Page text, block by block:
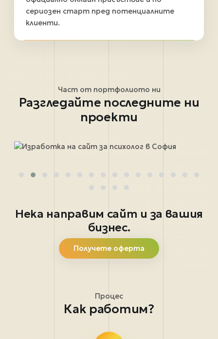
сериозен старт пред потенциалните
клиенти.
Част от портфолиото ни
Разгледайте последните ни
проекти
Нека направим сайт и за вашия
бизнес.
Получете оферта
Процес
Как работим?